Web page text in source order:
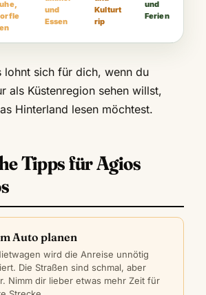
und
Essen
Kulturt
rip
und
Ferien
lohnt sich für dich, wenn du
als Küstenregion sehen willst,
Hinterland lesen möchtest.
Tipps für Agios
Auto planen
wird die Anreise unnötig
Die Straßen sind schmal, aber
Nimm dir lieber etwas mehr Zeit für